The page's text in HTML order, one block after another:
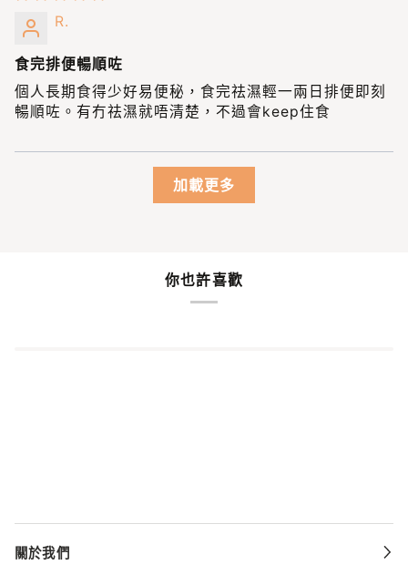
R.
食完排便暢順咗
個人長期食得少好易便秘，食完祛濕輕一兩日排便即刻
暢順咗。有冇祛濕就唔清楚，不過會keep住食
加載更多
你也許喜歡
關於我們